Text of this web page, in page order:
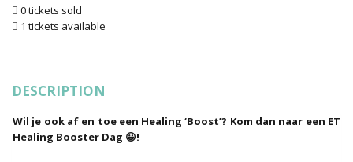
0 tickets sold
1 tickets available
DESCRIPTION
Wil je ook af en toe een Healing ‘Boost’? Kom dan naar een ET
Healing Booster Dag 😀!